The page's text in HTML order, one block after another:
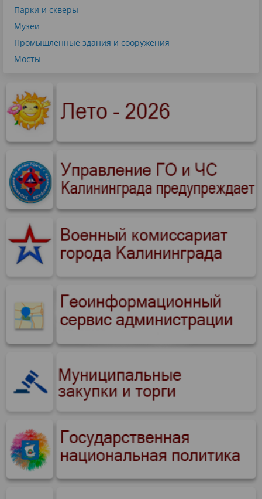
Парки и скверы
Музеи
Промышленные здания и сооружения
Мосты